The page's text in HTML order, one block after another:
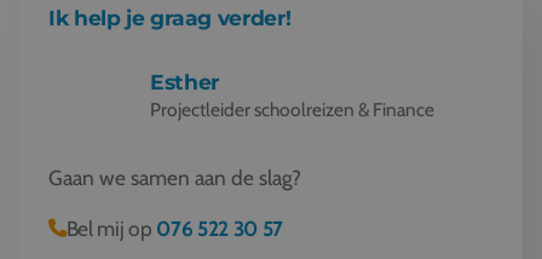
Ik help je graag verder!
Esther
Projectleider schoolreizen & Finance
Gaan we samen aan de slag?
Bel mij op 076 522 30 57